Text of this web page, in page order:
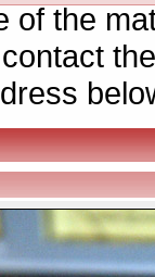
of the